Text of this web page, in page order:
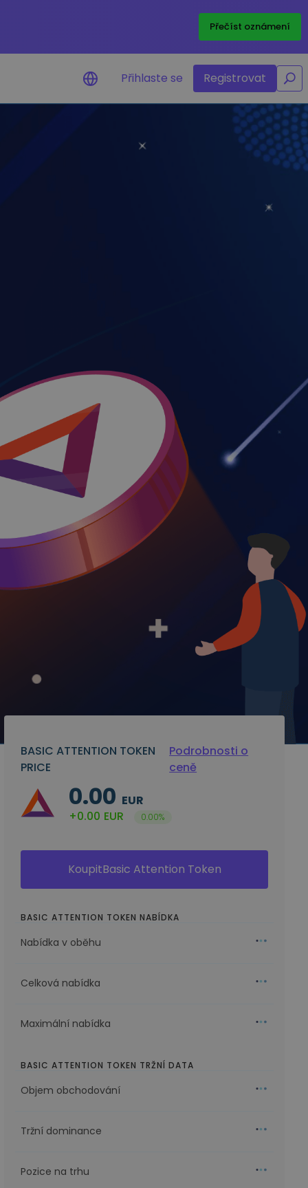
Přečíst oznámení
Přihlaste se Registrovat
/
BASIC ATTENTION TOKEN
PRICE
Podrobnosti o
ceně
0.00 EUR
+0.00 EUR 0.00%
KoupitBasic Attention Token
BASIC ATTENTION TOKEN NABÍDKA
Nabídka v oběhu
Celková nabídka
Maximální nabídka
BASIC ATTENTION TOKEN TRŽNÍ DATA
Objem obchodování
Tržní dominance
Pozice na trhu